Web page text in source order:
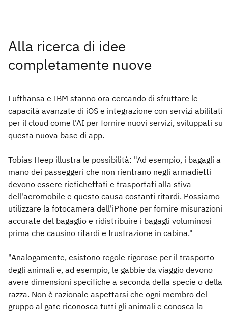
Alla ricerca di idee
completamente nuove
Lufthansa e IBM stanno ora cercando di sfruttare le
capacità avanzate di iOS e integrazione con servizi abilitati
per il cloud come l'AI per fornire nuovi servizi, sviluppati su
questa nuova base di app.
Tobias Heep illustra le possibilità: "Ad esempio, i bagagli a
mano dei passeggeri che non rientrano negli armadietti
devono essere rietichettati e trasportati alla stiva
dell'aeromobile e questo causa costanti ritardi. Possiamo
utilizzare la fotocamera dell'iPhone per fornire misurazioni
accurate del bagaglio e ridistribuire i bagagli voluminosi
prima che causino ritardi e frustrazione in cabina."
"Analogamente, esistono regole rigorose per il trasporto
degli animali e, ad esempio, le gabbie da viaggio devono
avere dimensioni specifiche a seconda della specie o della
razza. Non è razionale aspettarsi che ogni membro del
gruppo al gate riconosca tutti gli animali e conosca la